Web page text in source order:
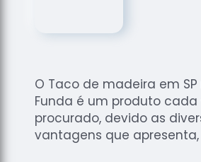
Raspagem
de Tacos
de
Madeiras
O Taco de madeira em
Funda é um produto cada
procurado, devido as
vantagens que